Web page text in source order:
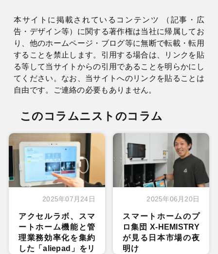
本サイトに掲載されているコンテンツ （記事・広
告・デザイン等）に関する著作権は当社に帰属してお
り、他のホームページ・ブログ等に無断で転載・転用
することを禁止します。引用する場合は、リンクを貼
る等して当サイトからの引用であることを明らかにし
てください。なお、当サイトへのリンクを貼ることは
自由です。ご連絡の必要もありません。
このコラムニストのコラム
2025年07月24日
アクセルラボ、スマ
ートホーム機能と管
理業務効率化を集約
した「aliepad」をリ
2025年06月20日
スマートホームのプ
ロ集団 X-HEMISTRY
が見る日本市場の夜
明け